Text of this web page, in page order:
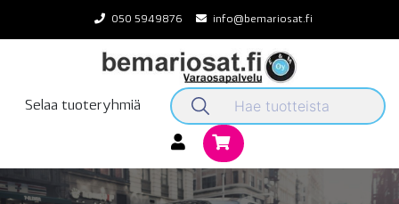
content
050 5949876 info@bemariosat.fi
Selaa tuoteryhmiä